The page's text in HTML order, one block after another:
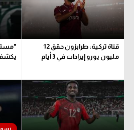
قناة تركية: طرابزون حقق 12
مليون يورو إيرادات في 3 أيام
يكشف